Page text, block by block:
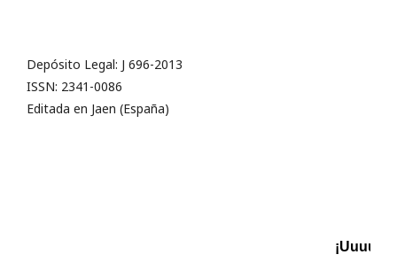
Depósito Legal: J 696-2013
ISSN: 2341-0086
Editada en Jaen (España)